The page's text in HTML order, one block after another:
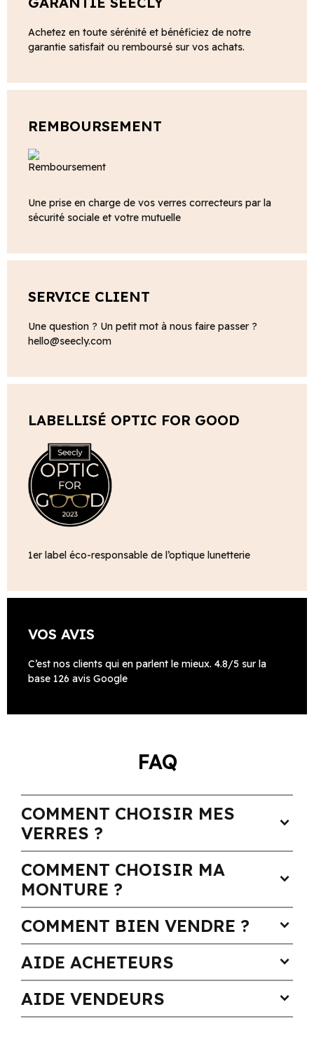
Achetez en toute sérénité et bénéficiez de notre
garantie satisfait ou remboursé sur vos achats.
REMBOURSEMENT
Une prise en charge de vos verres correcteurs par la
sécurité sociale et votre mutuelle
SERVICE CLIENT
Une question ? Un petit mot à nous faire passer ?
hello@seecly.com
LABELLISÉ OPTIC FOR GOOD
1er label éco-responsable de l’optique lunetterie
VOS AVIS
C’est nos clients qui en parlent le mieux. 4.8/5 sur la
base 126 avis Google
FAQ
COMMENT CHOISIR MES
VERRES ?
expand_more
COMMENT CHOISIR MA
MONTURE ?
expand_more
COMMENT BIEN VENDRE ? expand_more
AIDE ACHETEURS expand_more
AIDE VENDEURS expand_more